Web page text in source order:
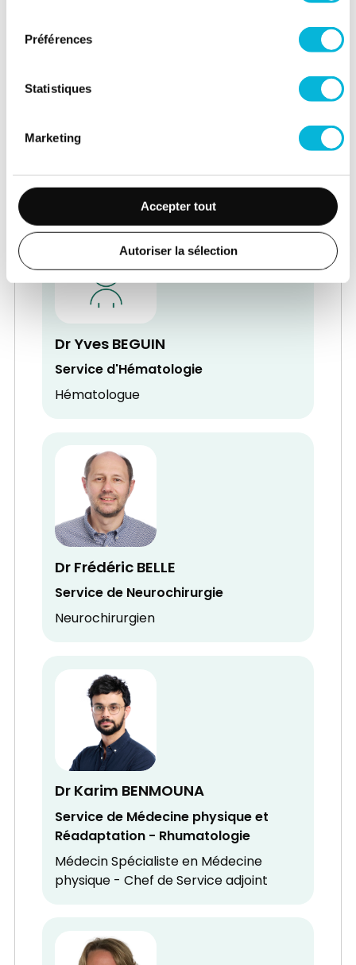
Préférences
Statistiques
Marketing
Accepter tout
Autoriser la sélection
Service de Médecine physique et
Réadaptation - Rhumatologie
Médecin Spécialiste en Médecine
physique - Chef de Service
Dr Yves BEGUIN
Service d'Hématologie
Hématologue
Dr Frédéric BELLE
Service de Neurochirurgie
Neurochirurgien
Dr Karim BENMOUNA
Service de Médecine physique et
Réadaptation - Rhumatologie
Médecin Spécialiste en Médecine
physique - Chef de Service adjoint